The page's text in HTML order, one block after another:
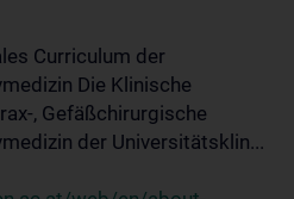
Curriculum der
Die Klinische
, Gefäßchirurgische
der Universitätsklin...